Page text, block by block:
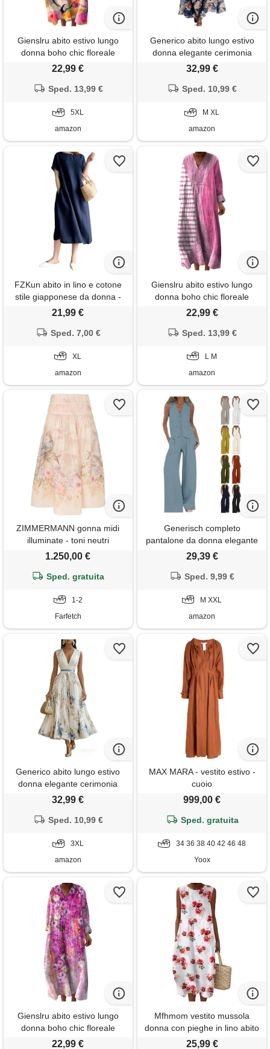
Gienslru abito estivo lungo
donna boho chic floreale
vintage, scollo a v maniche
tasche, vestito elegante
estate taglie forti curvy 2026
moda cerimonia
22,99 €
Sped. 13,99 €
5XL
amazon
Generico abito lungo estivo
donna elegante cerimonia
vestito matrimonio invitata
scollo a v sexy maxi taglie forti
spiaggia vacanza moda 2026
(a09, m)
32,99 €
Sped. 10,99 €
M XL
amazon
FZKun abito in lino e cotone
stile giapponese da donna -
taglie forti colore solido
abito estivo casual con tasche
basic (xl, marina)
21,99 €
Sped. 7,00 €
XL
amazon
Gienslru abito estivo lungo
donna boho chic floreale
vintage, scollo a v maniche
tasche, vestito elegante
estate taglie forti curvy 2026
moda cerimonia
22,99 €
Sped. 13,99 €
L M
amazon
ZIMMERMANN gonna midi
illuminate - toni neutri
1.250,00 €
Sped. gratuita
1-2
Farfetch
Generisch completo
pantalone da donna elegante
in cotone e lino, per il lavoro,
gilet e pantaloni a gamba
scollo a v, completo casual,
slim fit, due
29,39 €
Sped. 9,99 €
M XXL
amazon
Generico abito lungo estivo
donna elegante cerimonia
vestito matrimonio invitata
scollo a v sexy maxi taglie forti
spiaggia vacanza moda 2026
(a14,3xl)
32,99 €
Sped. 10,99 €
3XL
amazon
MAX MARA - vestito estivo -
cuoio
999,00 €
Sped. gratuita
34 36 38 40 42 46 48
Yoox
Gienslru abito estivo lungo
donna boho chic floreale
vintage, scollo a v maniche
22,99 €
Mfhmom vestito mussola
donna con pieghe in lino abito
estivo boho con scollo
25,99 €